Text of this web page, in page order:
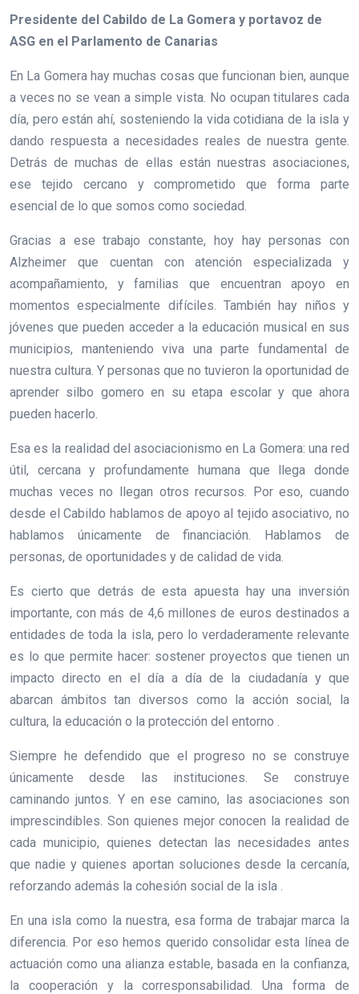
Presidente del Cabildo de La Gomera y portavoz de
ASG en el Parlamento de Canarias
En La Gomera hay muchas cosas que funcionan bien, aunque
a veces no se vean a simple vista. No ocupan titulares cada
día, pero están ahí, sosteniendo la vida cotidiana de la isla y
dando respuesta a necesidades reales de nuestra gente.
Detrás de muchas de ellas están nuestras asociaciones,
ese tejido cercano y comprometido que forma parte
esencial de lo que somos como sociedad.
Gracias a ese trabajo constante, hoy hay personas con
Alzheimer que cuentan con atención especializada y
acompañamiento, y familias que encuentran apoyo en
momentos especialmente difíciles. También hay niños y
jóvenes que pueden acceder a la educación musical en sus
municipios, manteniendo viva una parte fundamental de
nuestra cultura. Y personas que no tuvieron la oportunidad de
aprender silbo gomero en su etapa escolar y que ahora
pueden hacerlo.
Esa es la realidad del asociacionismo en La Gomera: una red
útil, cercana y profundamente humana que llega donde
muchas veces no llegan otros recursos. Por eso, cuando
desde el Cabildo hablamos de apoyo al tejido asociativo, no
hablamos únicamente de financiación. Hablamos de
personas, de oportunidades y de calidad de vida.
Es cierto que detrás de esta apuesta hay una inversión
importante, con más de 4,6 millones de euros destinados a
entidades de toda la isla, pero lo verdaderamente relevante
es lo que permite hacer: sostener proyectos que tienen un
impacto directo en el día a día de la ciudadanía y que
abarcan ámbitos tan diversos como la acción social, la
cultura, la educación o la protección del entorno .
Siempre he defendido que el progreso no se construye
únicamente desde las instituciones. Se construye
caminando juntos. Y en ese camino, las asociaciones son
imprescindibles. Son quienes mejor conocen la realidad de
cada municipio, quienes detectan las necesidades antes
que nadie y quienes aportan soluciones desde la cercanía,
reforzando además la cohesión social de la isla .
En una isla como la nuestra, esa forma de trabajar marca la
diferencia. Por eso hemos querido consolidar esta línea de
actuación como una alianza estable, basada en la confianza,
la cooperación y la corresponsabilidad. Una forma de